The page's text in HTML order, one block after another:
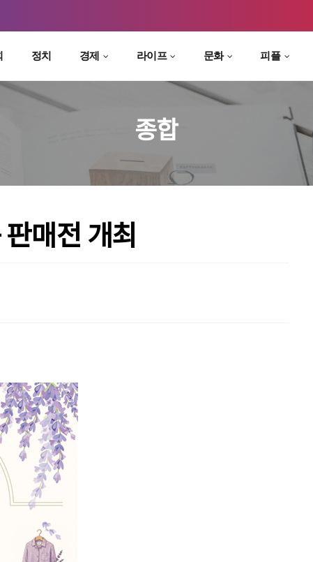
정치 경제 라이프 문화 피플
종합
매전 개최